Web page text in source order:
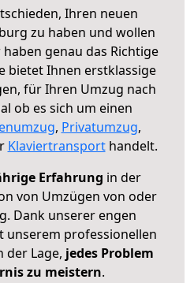
Ihren neuen
zu haben und wollen
genau das Richtige
bietet Ihnen erstklassige
für Ihren Umzug nach
ob es sich um einen
, Privatumzug,
Klaviertransporthandelt.
Erfahrung in der
von Umzügen von oder
Dank unserer engen
unserem professionellen
der Lage, jedes Problem
zu meistern.